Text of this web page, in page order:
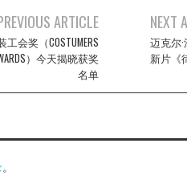
ARTICLE
会奖（COSTUMERS
）今天揭晓获奖
名单
NEXT
迈克尔
新片《
。